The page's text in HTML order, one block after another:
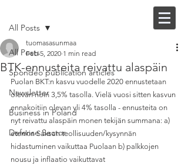
All Posts
Spondeo publication articles
Newsletter
Business in Poland
Defense Sector
All Posts
BTK-ennusteita reivattu alaspäin
tuomasasunmaa
Feb 5, 2020 1 min read
Puolan BKT:n kasvu vuodelle 2020 ennustetaan
olevan noin 3,5% tasolla. Vielä vuosi sitten kasvun
ennakoitiin olevan yli 4% tasolla - ennusteita on
nyt reivattu alaspäin monen tekijän summana: a)
etenkin Saksan teollisuuden/kysynnän
hidastuminen vaikuttaa Puolaan b) palkkojen
nousu ja inflaatio vaikuttavat